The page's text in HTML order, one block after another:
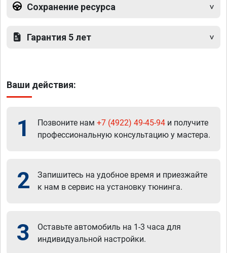
Сохранение ресурса
Гарантия 5 лет
Ваши действия:
1 Позвоните нам +7 (4922) 49-45-94 и получите
профессиональную консультацию у мастера.
2
Запишитесь на удобное время и приезжайте
к нам в сервис на установку тюнинга.
3
Оставьте автомобиль на 1-3 часа для
индивидуальной настройки.